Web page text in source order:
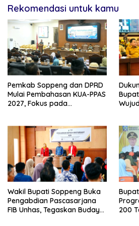
Rekomendasi untuk kamu
Pemkab Soppeng dan DPRD
Mulai Pembahasan KUA-PPAS
2027, Fokus pada
Wakil Bupati Soppeng Buka
Pengabdian Pascasarjana
FIB Unhas, Tegaskan Budaya
200